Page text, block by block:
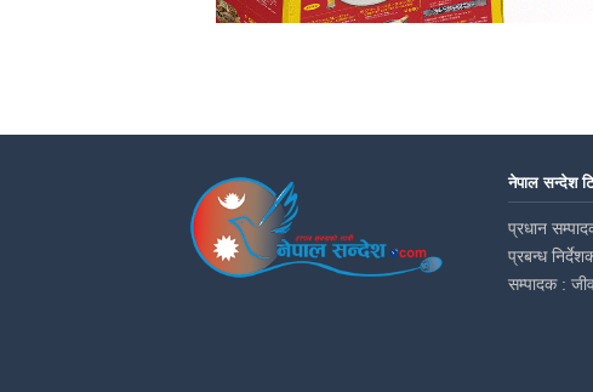
नेपाल सन्देश
प्रधान
प्रबन्ध
सम्पादक :